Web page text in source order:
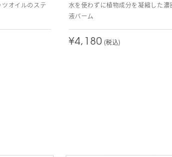
オイルのステ
水を使わずに植物成分を凝縮した濃
液バーム
¥4,180 (税込)